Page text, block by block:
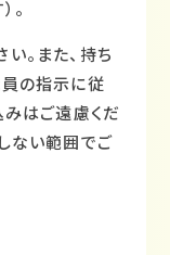
。
。また、持ち
の指示に従
みはご遠慮くだ
ない範囲でご